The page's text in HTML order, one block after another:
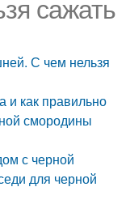
сажать
С чем нельзя
и как правильно
смородины
с черной
для черной